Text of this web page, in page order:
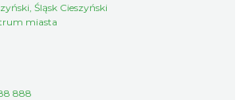
Śląsk Cieszyński
miasta
888